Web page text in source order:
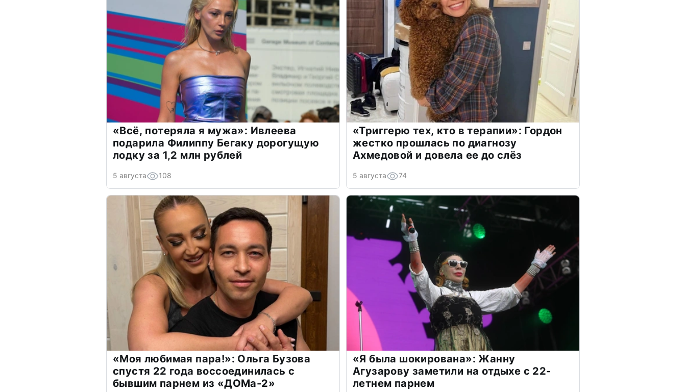
«Всё, потеряла я мужа»: Ивлеева
подарила Филиппу Бегаку дорогущую
лодку за 1,2 млн рублей
5 августа 108
«Триггерю тех, кто в терапии»: Гордон
жестко прошлась по диагнозу
Ахмедовой и довела ее до слёз
5 августа 74
«Моя любимая пара!»: Ольга Бузова
спустя 22 года воссоединилась с
бывшим парнем из «ДОМа-2»
«Я была шокирована»: Жанну
Агузарову заметили на отдыхе с 22-
летнем парнем